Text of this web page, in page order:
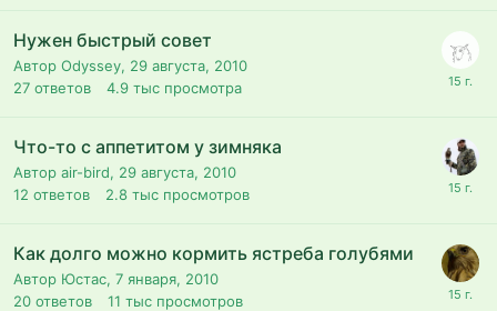
Нужен быстрый совет
Автор Odyssey, 29 августа, 2010
27 ответов 4.9 тыс просмотра
Что-то с аппетитом у зимняка
Автор air-bird, 29 августа, 2010
12 ответов 2.8 тыс просмотров
Как долго можно кормить ястреба голубями
Автор Юстас, 7 января, 2010
20 ответов 11 тыс просмотров